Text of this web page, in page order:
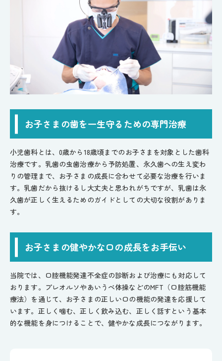
お子さまの歯を一生守るための専門治療
小児歯科とは、0歳から18歳頃までのお子さまを対象とした歯科
治療です。乳歯の虫歯治療から予防処置、永久歯への生え変わ
りの管理まで、お子さまの成長に合わせて必要な治療を行いま
す。乳歯だから抜けるし大丈夫と思われがちですが、乳歯は永
久歯が正しく生えるためのガイドとしての大切な役割がありま
す。
お子さまの健やかな口の成長をお手伝い
当院では、口腔機能発達不全症の診断および治療にも対応して
おります。プレオルソやあいうべ体操などのMFT（口腔筋機能
療法）を通じて、お子さまの正しい口の機能の発達を応援して
います。正しく噛む、正しく飲み込む、正しく話すという基本
的な機能を身につけることで、健やかな成長につながります。